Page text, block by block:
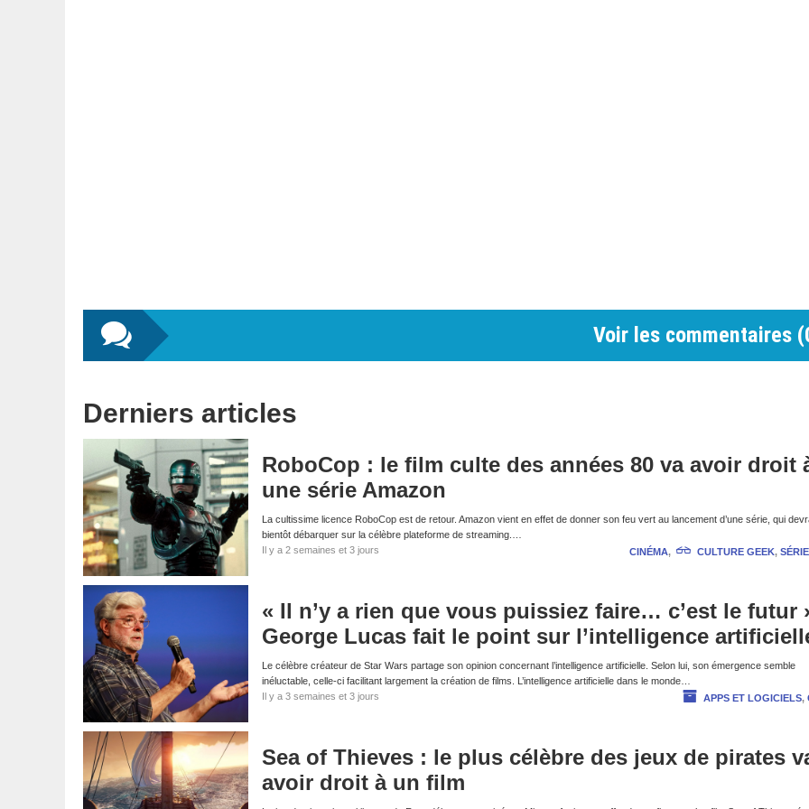
Voir les commentaires (
Derniers articles
RoboCop : le film culte des années 80 va avoir droit
une série Amazon
La cultissime licence RoboCop est de retour. Amazon vient en effet de donner son feu vert au lancement d’une série, qui
bientôt débarquer sur la célèbre plateforme de streaming.…
Il y a 2 semaines et 3 jours
CINÉMA, CULTURE GEEK,
« Il n’y a rien que vous puissiez faire… c’est le futur
George Lucas fait le point sur l’intelligence
Le célèbre créateur de Star Wars partage son opinion concernant l’intelligence artificielle. Selon lui, son émergence semble
inéluctable, celle-ci facilitant largement la création de films. L’intelligence artificielle dans le monde…
Il y a 3 semaines et 3 jours
APPS ET LOGICIELS,
Sea of Thieves : le plus célèbre des jeux de pirates
avoir droit à un film